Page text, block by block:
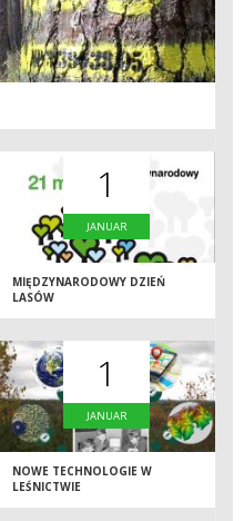
1
JANUAR
MIĘDZYNARODOWY DZIEŃ
LASÓW
1
JANUAR
NOWE TECHNOLOGIE W
LEŚNICTWIE